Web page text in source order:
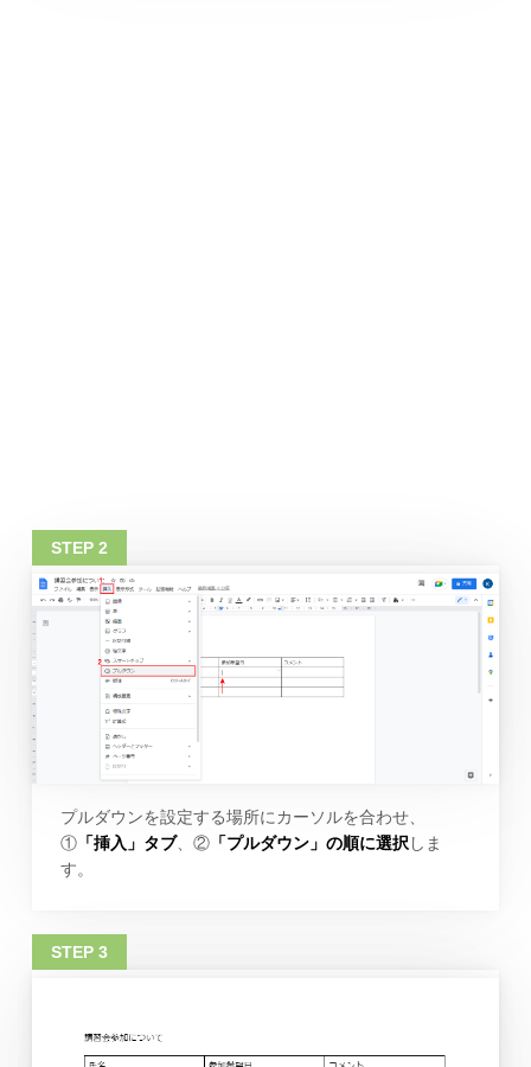
プルダウンを設定する場所にカーソルを合わせ、
①「挿入」タブ、②「プルダウン」の順に選択しま
す。